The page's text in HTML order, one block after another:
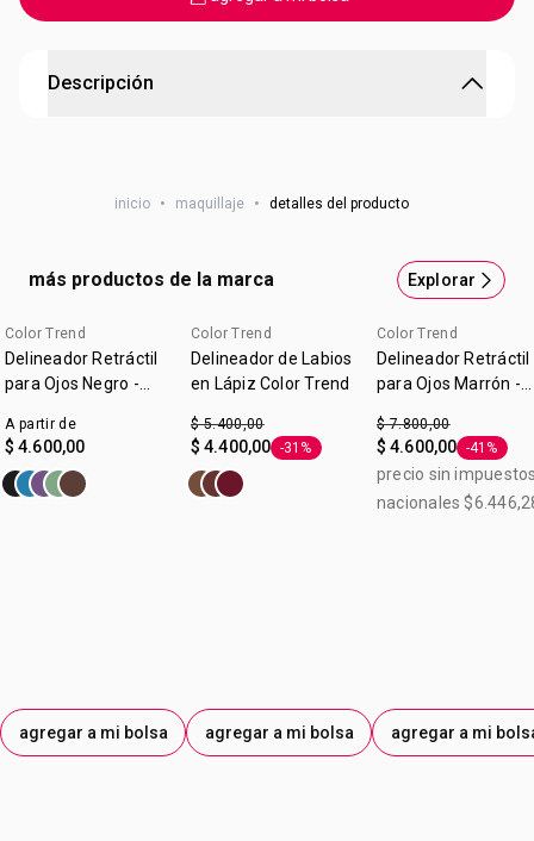
Descripción
secado en 6 minutos, fórmula 10 free
inicio • maquillaje • detalles del producto
más productos de la marca Explorar
Color Trend
Delineador Retráctil
para Ojos Negro -
A partir de
$ 4.600,00
agregar a mi bolsa
Color Trend
Delineador de Labios
en Lápiz Color Trend
$ 5.400,00
$ 4.400,00 Etiqueta -31%
-31%
agregar a mi bolsa
Color Trend
Delineador Retráctil
para Ojos Marrón -
$ 7.800,00
$ 4.600,00 Etiqueta -
-41%
precio sin
nacionales
agregar a mi